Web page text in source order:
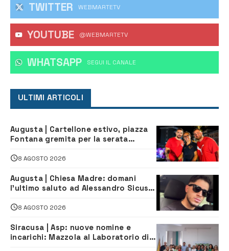
TWITTER WEBMARTETV
YOUTUBE @WEBMARTETV
WHATSAPP ‎SEGUI IL CANALE
ULTIMI ARTICOLI
Augusta | Cartellone estivo, piazza
Fontana gremita per la serata
8 AGOSTO 2026
Augusta | Chiesa Madre: domani
l’ultimo saluto ad Alessandro Sicuso,
8 AGOSTO 2026
Siracusa | Asp: nuove nomine e
incarichi: Mazzola al Laboratorio di